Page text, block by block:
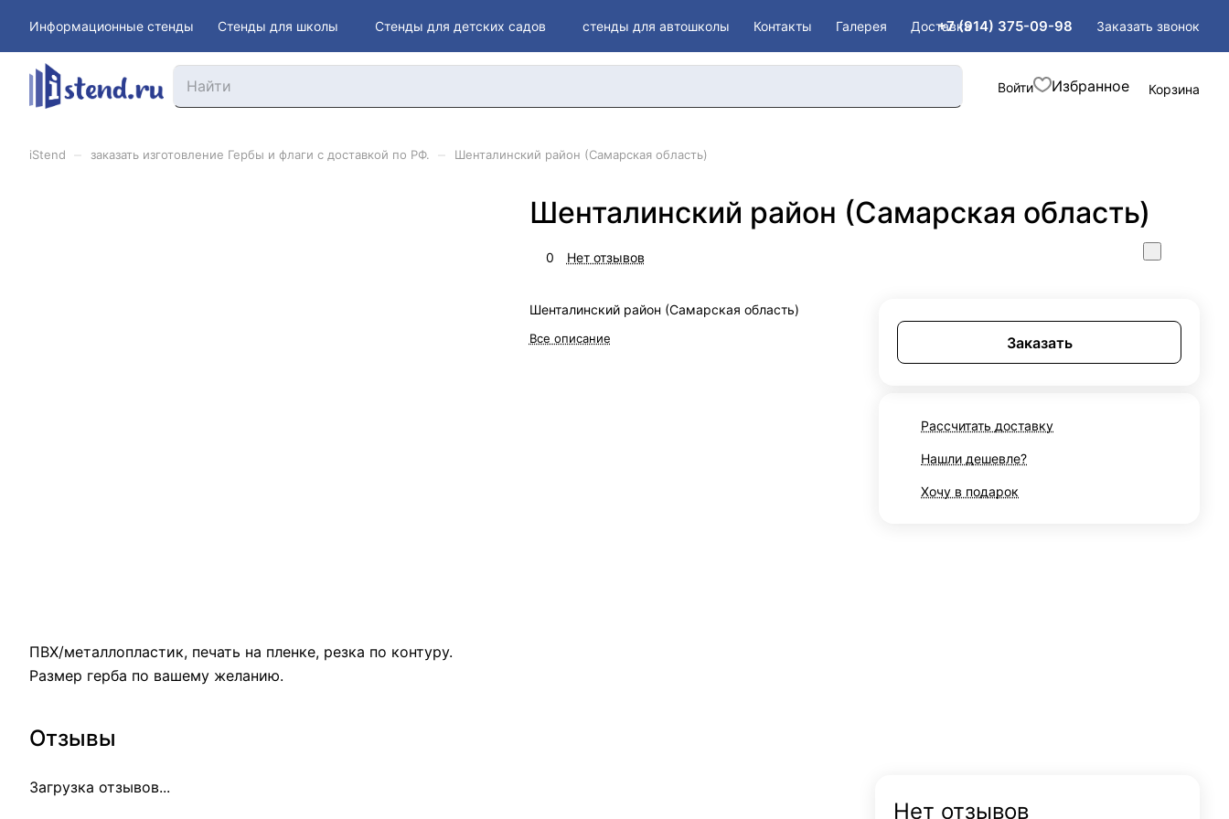
Информационные стенды Стенды для школы Стенды для детских садов стенды для автошколы Контакты Галерея Доставка
+7 (914) 375-09-98 Заказать звонок
Войти Корзина
iStend заказать изготовление Гербы и флаги с доставкой по РФ. Шенталинский район (Самарская область)
Шенталинский район (Самарская область)
0 Нет отзывов
Шенталинский район (Самарская область)
Все описание Заказать
Рассчитать доставку
Нашли дешевле?
Хочу в подарок
ПВХ/металлопластик, печать на пленке, резка по контуру.
Размер герба по вашему желанию.
Отзывы
Загрузка отзывов...
Нет отзывов